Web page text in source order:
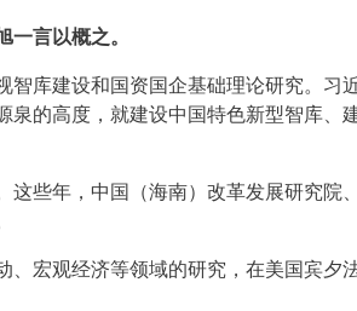
一言以概之。
智库建设和国资国企基础理论研究。习
的高度，就建设中国特色新型智库、
这些年，中国（海南）改革发展研究院
、宏观经济等领域的研究，在美国宾夕